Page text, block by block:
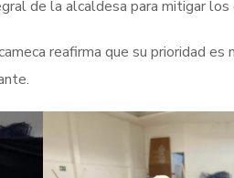
de la alcaldesa para mitigar
reafirma que su prioridad